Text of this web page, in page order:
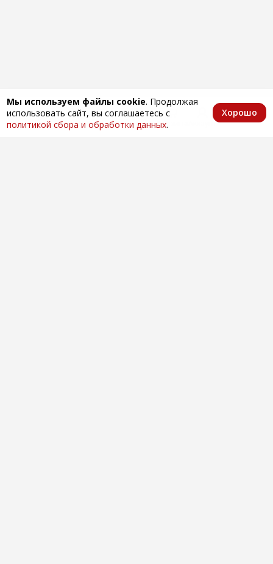
Мы используем файлы cookie. Продолжая
использовать сайт, вы соглашаетесь с
политикой сбора и обработки данных.
Хорошо
Главная КаталогИзбранноеКорзина Аккаунт